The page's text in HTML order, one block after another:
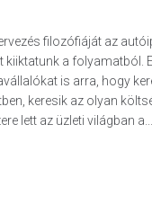
filozófiáját az
kiiktatunk a
is arra, hogy
keresik az olyan
lett az üzleti világban a...